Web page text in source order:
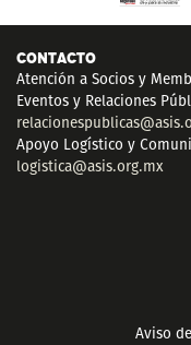
CONTACTO
Atención a Socios y
Eventos y Relaciones
Apoyo Logístico y
logistica@asis.org.mx
Aviso